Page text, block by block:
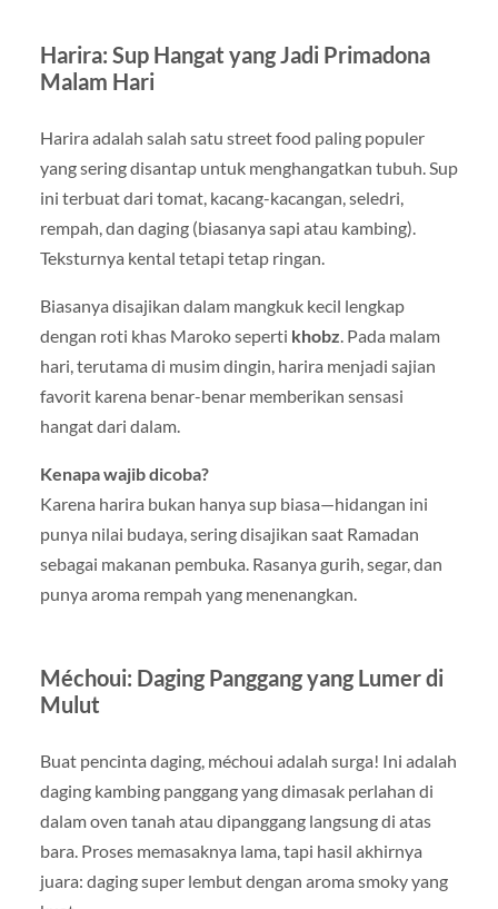
Harira: Sup Hangat yang Jadi Primadona
Malam Hari
Harira adalah salah satu street food paling populer
yang sering disantap untuk menghangatkan tubuh. Sup
ini terbuat dari tomat, kacang-kacangan, seledri,
rempah, dan daging (biasanya sapi atau kambing).
Teksturnya kental tetapi tetap ringan.
Biasanya disajikan dalam mangkuk kecil lengkap
dengan roti khas Maroko seperti khobz. Pada malam
hari, terutama di musim dingin, harira menjadi sajian
favorit karena benar-benar memberikan sensasi
hangat dari dalam.
Kenapa wajib dicoba?
Karena harira bukan hanya sup biasa—hidangan ini
punya nilai budaya, sering disajikan saat Ramadan
sebagai makanan pembuka. Rasanya gurih, segar, dan
punya aroma rempah yang menenangkan.
Méchoui: Daging Panggang yang Lumer di
Mulut
Buat pencinta daging, méchoui adalah surga! Ini adalah
daging kambing panggang yang dimasak perlahan di
dalam oven tanah atau dipanggang langsung di atas
bara. Proses memasaknya lama, tapi hasil akhirnya
juara: daging super lembut dengan aroma smoky yang